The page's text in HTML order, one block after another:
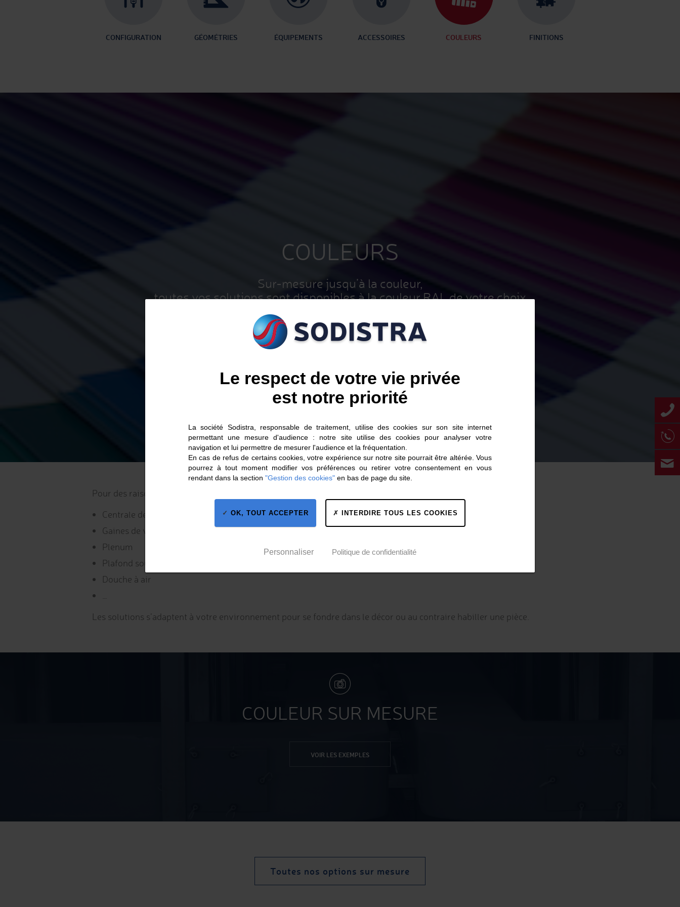
CONFIGURATION GÉOMÉTRIES ÉQUIPEMENTS ACCESSOIRES COULEURS FINITIONS
COULEURS
Sur-mesure jusqu’à la couleur,
toutes vos solutions sont disponibles à la couleur RAL de votre choix
Pour des raisons esthétiques ou pour de la signalisation spécifique, personnalisez la couleur de vos solutions :
Centrale de traitement d’air
Gaines de ventilation : classiques et architecturales
Plenum
Plafond soufflant
Douche à air
Les solutions s’adaptent à votre environnement pour se fondre dans le décor ou au contraire habiller une pièce.
COULEUR SUR MESURE
VOIR LES EXEMPLES
Toutes nos options sur mesure
Le respect de votre vie privée
est notre priorité
La société Sodistra, responsable de traitement, utilise des cookies sur son site internet
permettant une mesure d'audience : notre site utilise des cookies pour analyser votre
navigation et lui permettre de mesurer l'audience et la fréquentation.
En cas de refus de certains cookies, votre expérience sur notre site pourrait être altérée. Vous
pourrez à tout moment modifier vos préférences ou retirer votre consentement en vous
rendant dans la section "Gestion des cookies" en bas de page du site.
OK, TOUT ACCEPTER INTERDIRE TOUS LES COOKIES
Personnaliser Politique de confidentialité